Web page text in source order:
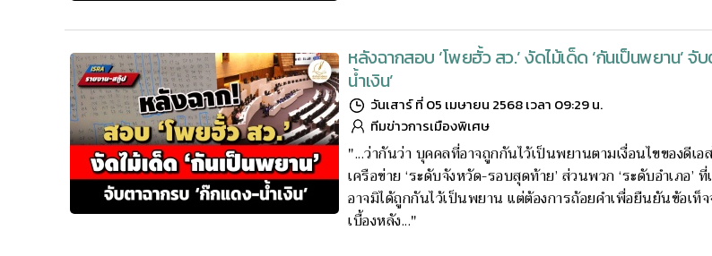
หลังฉากสอบ ‘โพยฮั้ว สว.’ งัดไม้เด็ด ‘กันเป็นพยาน’ จั
น้ำเงิน’
วันเสาร์ ที่ 05 เมษายน 2568 เวลา 09:29 น.
ทีมข่าวการเมืองพิเศษ
"...ว่ากันว่า บุคคลที่อาจถูกกันไว้เป็นพยานตามเงื่อนไขของดีเ
เครือข่าย ‘ระดับจังหวัด-รอบสุดท้าย’ ส่วนพวก ‘ระดับอำเภอ
อาจมิได้ถูกกันไว้เป็นพยาน แต่ต้องการถ้อยคำเพื่อยืนยันข้อเท็
เบื้องหลัง..."